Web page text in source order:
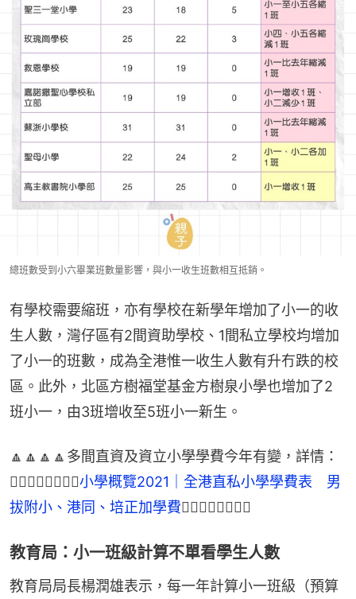
總班數受到小六畢業班數量影響，與小一收生班數相互抵銷。
有學校需要縮班，亦有學校在新學年增加了小一的收
生人數，灣仔區有2間資助學校、1間私立學校均增加
了小一的班數，成為全港惟一收生人數有升冇跌的校
區。此外，北區方樹福堂基金方樹泉小學也增加了2
班小一，由3班增收至5班小一新生。
🔼🔼🔼🔼多間直資及資立小學學費今年有變，詳情：
👉🏻👉🏻👉🏻👉🏻小學概覽2021｜全港直私小學學費表　男
拔附小、港同、培正加學費👈🏻👈🏻👈🏻👈🏻
教育局：小一班級計算不單看學生人數
教育局局長楊潤雄表示，每一年計算小一班級（預算